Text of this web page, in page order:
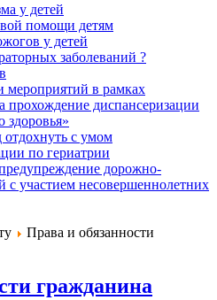
у детей
помощи детям
у детей
заболеваний ?
мероприятий в рамках
прохождение диспансеризации
здоровья»
с умом
по гериатрии
дорожно-
с участием несовершеннолетних
Права и обязанности
гражданина